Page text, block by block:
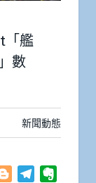
「艦
數
新聞動態
BloggerTelegram